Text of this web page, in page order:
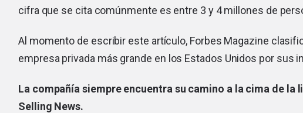
cifra que se cita comúnmente es entre 3 y 4 millones de
Al momento de escribir este artículo, Forbes Magazine
empresa privada más grande en los Estados Unidos por sus
La compañía siempre encuentra su camino a la cima de la
Selling News.